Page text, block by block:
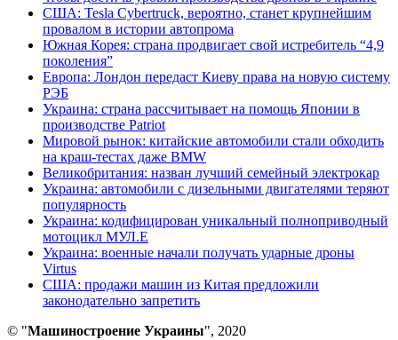
США: Tesla Cybertruck, вероятно, станет крупнейшим
провалом в истории автопрома
Южная Корея: страна продвигает свой истребитель “4,9
поколения”
Европа: Лондон передаст Киеву права на новую систему
РЭБ
Украина: страна рассчитывает на помощь Японии в
производстве Patriot
Мировой рынок: китайские автомобили стали обходить
на краш-тестах даже BMW
Великобритания: назван лучший семейный электрокар
Украина: автомобили с дизельными двигателями теряют
популярность
Украина: кодифицирован уникальный полноприводный
мотоцикл МУЛ.Е
Украина: военные начали получать ударные дроны
Virtus
США: продажи машин из Китая предложили
законодательно запретить
© "Машиностроение Украины", 2020